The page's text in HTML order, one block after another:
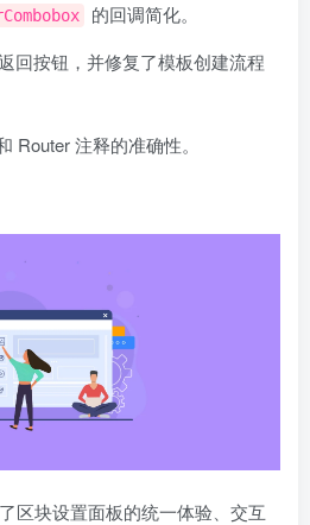
的回调简化。
回按钮，并修复了模板创建流程
Router 注释的准确性。
区块设置面板的统一体验、交互